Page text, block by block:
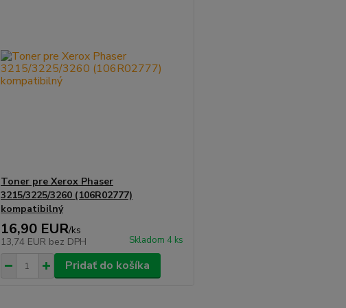
Toner pre Xerox Phaser
3215/3225/3260 (106R02777)
kompatibilný
16,90 EUR/ks
13,74 EUR bez DPH Skladom 4 ks
Pridať do košíka